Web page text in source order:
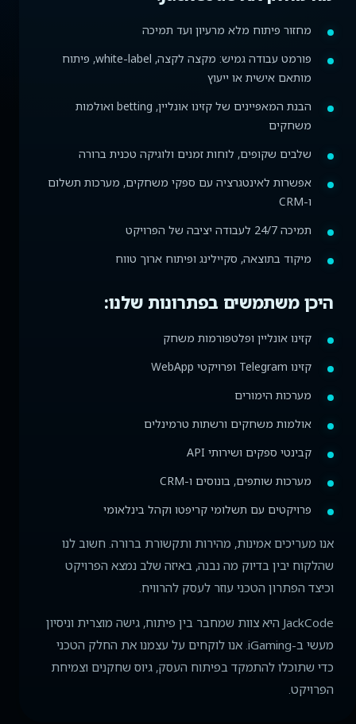
מחזור פיתוח מלא מרעיון ועד תמיכה
פורמט עבודה גמיש: מקצה לקצה, white-label, פיתוח
מותאם אישית או ייעוץ
הבנת המאפיינים של קזינו אונליין, betting ואולמות
משחקים
שלבים שקופים, לוחות זמנים ולוגיקה טכנית ברורה
אפשרות לאינטגרציה עם ספקי משחקים, מערכות תשלום
ו-CRM
תמיכה 24/7 לעבודה יציבה של הפרויקט
מיקוד בתוצאה, סקיילינג ופיתוח ארוך טווח
היכן משתמשים בפתרונות שלנו:
קזינו אונליין ופלטפורמות משחק
קזינו Telegram ופרויקטי WebApp
מערכות הימורים
אולמות משחקים ורשתות טרמינלים
קבינטי ספקים ושירותי API
מערכות שותפים, בונוסים ו-CRM
פרויקטים עם תשלומי קריפטו וקהל בינלאומי
אנו מעריכים אמינות, מהירות ותקשורת ברורה. חשוב לנו
שהלקוח יבין בדיוק מה נבנה, באיזה שלב נמצא הפרויקט
וכיצד הפתרון הטכני עוזר לעסק להרוויח.
JackCode היא צוות שמחבר בין פיתוח, גישה מוצרית וניסיון
מעשי ב-iGaming. אנו לוקחים על עצמנו את החלק הטכני
כדי שתוכלו להתמקד בפיתוח העסק, גיוס שחקנים וצמיחת
הפרויקט.